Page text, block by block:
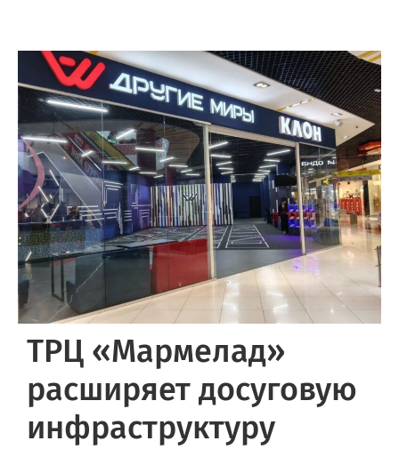
ТРЦ «Мармелад»
расширяет досуговую
инфраструктуру